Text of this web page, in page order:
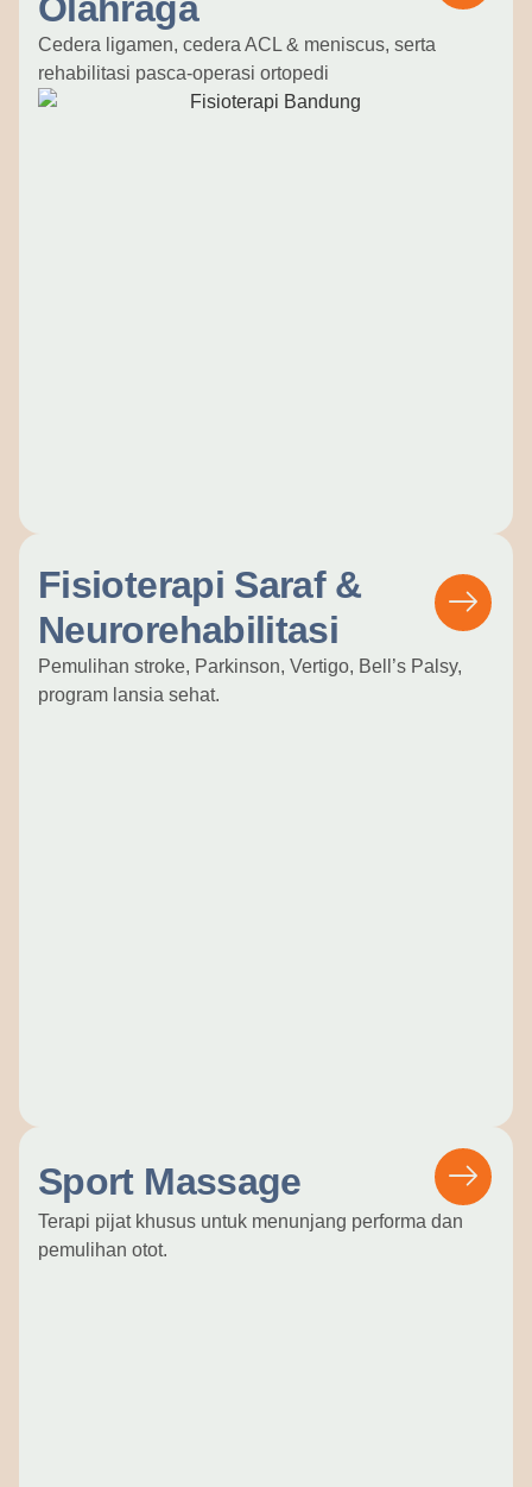
Olahraga
Cedera ligamen, cedera ACL & meniscus, serta
rehabilitasi pasca-operasi ortopedi
Fisioterapi Saraf &
Neurorehabilitasi
Pemulihan stroke, Parkinson, Vertigo, Bell’s Palsy,
program lansia sehat.
Sport Massage
Terapi pijat khusus untuk menunjang performa dan
pemulihan otot.